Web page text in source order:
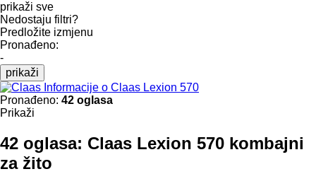
prikaži sve
Nedostaju filtri?
Predložite izmjenu
Pronađeno:
-
prikaži
Informacije o Claas Lexion 570
Pronađeno: 42 oglasa
Prikaži
42 oglasa: Claas Lexion 570 kombajni
za žito